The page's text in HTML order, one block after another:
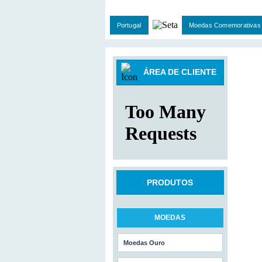
Portugal Moedas Comemorativas
ÁREA DE CLIENTE
PRODUTOS
MOEDAS
Moedas Ouro